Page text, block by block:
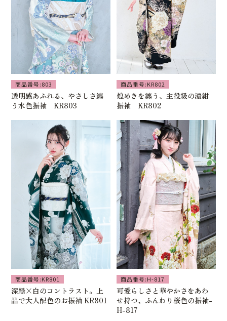
商品番号:803
透明感あふれる、やさしさ纏
う水色振袖 KR803
商品番号:KR802
煌めきを纏う、主役級の濃紺
振袖 KR802
商品番号:KR801
深緑×白のコントラスト。上
品で大人配色のお振袖 KR801
商品番号:H-817
可愛らしさと華やかさをあわ
せ持つ、ふんわり桜色の振袖-
H-817